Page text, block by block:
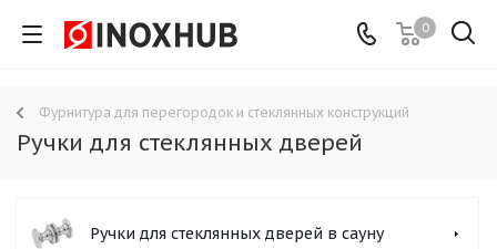
0
Фурнитура для перегородок и стеклянных конструкций
Ручки для стеклянных дверей
Ручки для стеклянных дверей в сауну